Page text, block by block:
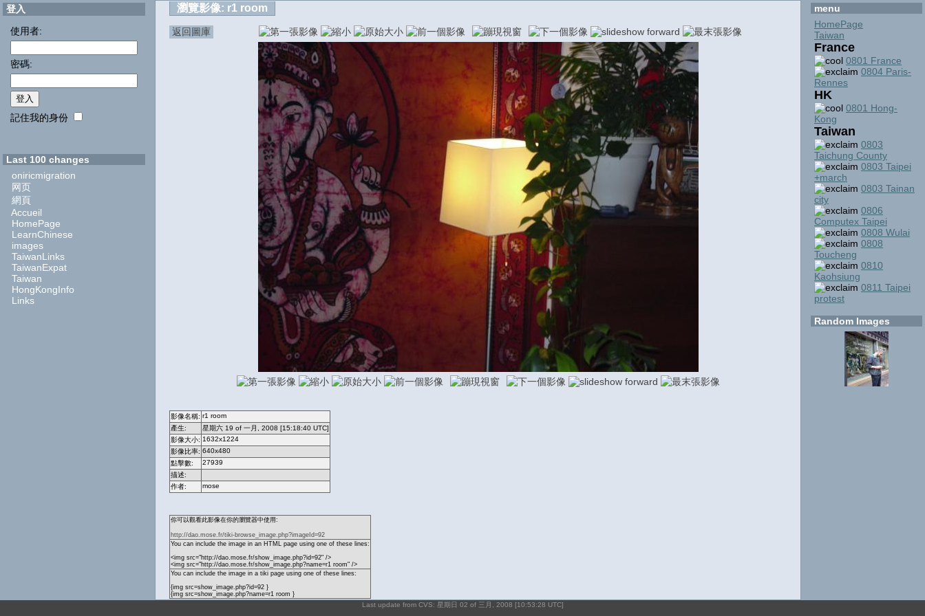
登入
使用者:
密碼:
記住我的身份
Last 100 changes
oniricmigration
网页
網頁
Accueil
HomePage
LearnChinese
images
TaiwanLinks
TaiwanExpat
Taiwan
HongKongInfo
Links
瀏覽影像: r1 room
返回圖庫
影像名稱: r1 room
產生:
星期六 19 of 一月, 2008 [15:18:40 UTC]
影像大小: 1632x1224
影像比率: 640x480
點擊數:
27939
描述:
作者:
mose
你可以觀看此影像在你的瀏覽器中使用:
http://dao.mose.fr/tiki-browse_image.php?imageId=92
You can include the image in an HTML page using one of these lines:
<img src="http://dao.mose.fr/show_image.php?id=92" />
<img src="http://dao.mose.fr/show_image.php?name=r1 room" />
You can include the image in a tiki page using one of these lines:
{img src=show_image.php?id=92 }
{img src=show_image.php?name=r1 room }
menu
HomePage
Taiwan
France
0801 France
0804 Paris-
Rennes
HK
0801 Hong-
Kong
Taiwan
0803
Taichung County
0803 Taipei
+march
0803 Tainan
city
0806
Computex Taipei
0808 Wulai
0808
Toucheng
0810
Kaohsiung
0811 Taipei
protest
Random Images
Last update from CVS: 星期日 02 of 三月, 2008 [10:53:28 UTC]